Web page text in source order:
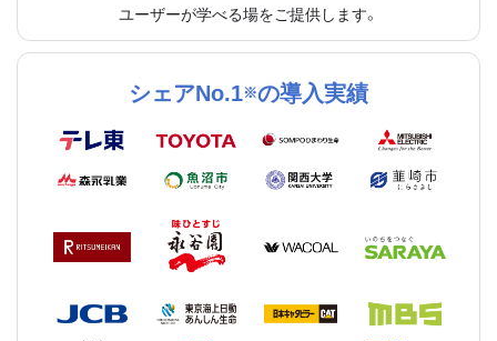
ユーザーが学べる場をご提供します。
シェアNo.1※の導入実績